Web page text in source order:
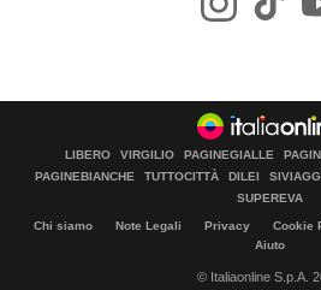
LIBERO VIRGILIO PAGINEGIALLE
PAGINEBIANCHE
TUTTOCITTÀ DILEI
SUPEREVA
Chi siamo Note Legali Privacy Cookie
Aiuto
© Italiaonline S.p.A.